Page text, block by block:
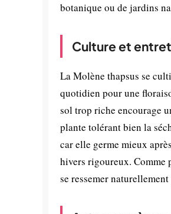
botanique ou de jardins
Culture et
La Molène thapsus se
quotidien pour une
sol trop riche encourage
plante tolérant bien la
car elle germe mieux
hivers rigoureux. Comme
se ressemer